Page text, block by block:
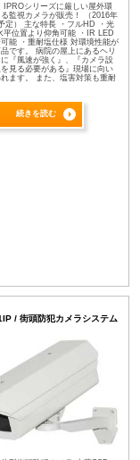
IPROシリーズに厳しい屋外環
監視カメラが販売！ （2016年
定） 主な特長 ・フルHD ・光
平位置より仰角可能 ・IR LED
能 ・重耐塩仕様 対環境性能が
です。 病院の屋上にあるヘリ
『風速が強く』、『カメラ設
見る必要がある』現場に向い
ます。 また、塩害対策も重耐
続きを読む
/ 街頭防犯カメラシステム